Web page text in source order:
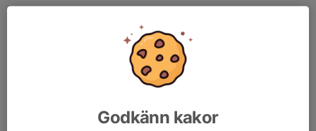
Godkänn kakor